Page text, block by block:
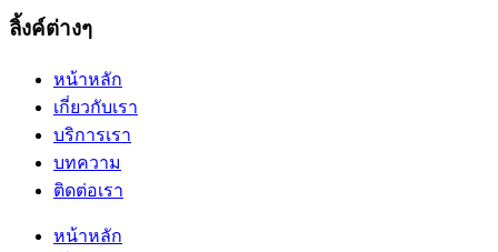
ลิ้งค์ต่างๆ
หน้าหลัก
เกี่ยวกับเรา
บริการเรา
บทความ
ติดต่อเรา
หน้าหลัก